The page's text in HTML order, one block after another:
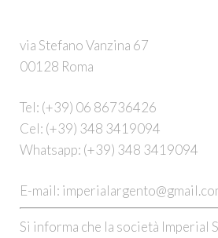
via Stefano Vanzina 67
00128 Roma
Tel: (+39) 06 86736426
Cel: (+39) 348 3419094
Whatsapp: (+39) 348 3419094
E-mail:
Si informa che la società Imperial